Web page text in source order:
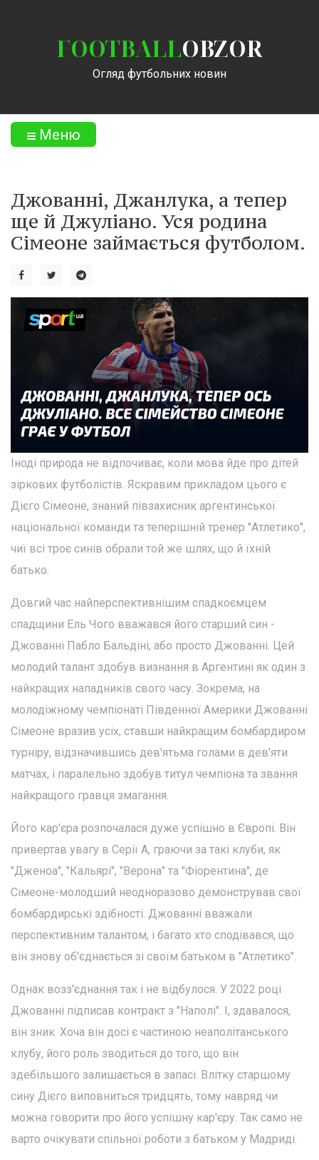
FOOTBALLOBZOR
Огляд футбольних новин
Меню
Джованні, Джанлука, а тепер
ще й Джуліано. Уся родина
Сімеоне займається футболом.
Іноді природа не відпочиває, коли мова йде про дітей
зіркових футболістів. Яскравим прикладом цього є
Дієго Сімеоне, знаний півзахисник аргентинської
національної команди та теперішній тренер "Атлетико",
чиї всі троє синів обрали той же шлях, що й їхній
батько.
Довгий час найперспективнішим спадкоємцем
спадщини Ель Чого вважався його старший син -
Джованні Пабло Бальдіні, або просто Джованні. Цей
молодий талант здобув визнання в Аргентині як один з
найкращих нападників свого часу. Зокрема, на
молодіжному чемпіонаті Південної Америки Джованні
Сімеоне вразив усіх, ставши найкращим бомбардиром
турніру, відзначившись дев'ятьма голами в дев'яти
матчах, і паралельно здобув титул чемпіона та звання
найкращого гравця змагання.
Його кар'єра розпочалася дуже успішно в Європі. Він
привертав увагу в Серії А, граючи за такі клуби, як
"Дженоа", "Кальярі", "Верона" та "Фіорентина", де
Сімеоне-молодший неодноразово демонстрував свої
бомбардирські здібності. Джованні вважали
перспективним талантом, і багато хто сподівався, що
він знову об'єднається зі своїм батьком в "Атлетико".
Однак возз'єднання так і не відбулося. У 2022 році
Джованні підписав контракт з "Наполі". І, здавалося,
він зник. Хоча він досі є частиною неаполітанського
клубу, його роль зводиться до того, що він
здебільшого залишається в запасі. Влітку старшому
сину Дієго виповниться тридцять, тому навряд чи
можна говорити про його успішну кар'єру. Так само не
варто очікувати спільної роботи з батьком у Мадриді.